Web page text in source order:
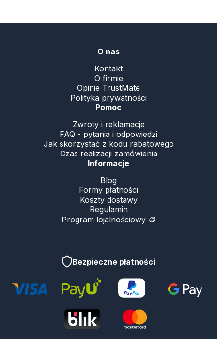
O nas
Kontakt
O firmie
Opinie TrustMate
Polityka prywatności
Pomoc
Zwroty i reklamacje
FAQ - pytania i odpowiedzi
Jak skorzystać z kodu rabatowego
Czas realizacji zamówienia
Informacje
Blog
Formy płatności
Koszty dostawy
Regulamin
Program lojalnościowy 🪙
Bezpieczne płatności